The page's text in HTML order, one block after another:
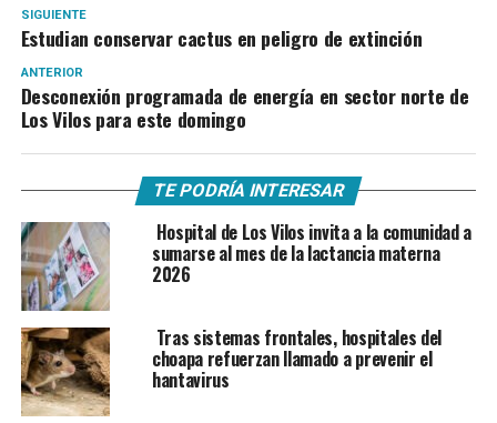
SIGUIENTE
Estudian conservar cactus en peligro de extinción
ANTERIOR
Desconexión programada de energía en sector norte de
Los Vilos para este domingo
TE PODRÍA INTERESAR
Hospital de Los Vilos invita a la comunidad a
sumarse al mes de la lactancia materna
2026
Tras sistemas frontales, hospitales del
choapa refuerzan llamado a prevenir el
hantavirus